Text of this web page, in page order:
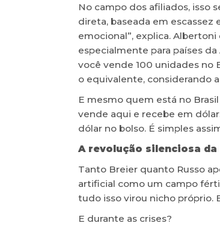
No campo dos afiliados, isso
direta, baseada em escassez
emocional”, explica.
especialmente para países
você vende 100 unidades no
o equivalente, considerando
E mesmo quem está no
vende aqui e recebe em
dólar no bolso. É simples
A revolução silenciosa da
Tanto Breier quanto Russo
artificial como um campo
tudo isso virou nicho próprio.
E durante as crises?